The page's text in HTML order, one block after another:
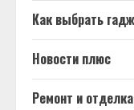
Как выбрать
Новости плюс
Ремонт и отделка